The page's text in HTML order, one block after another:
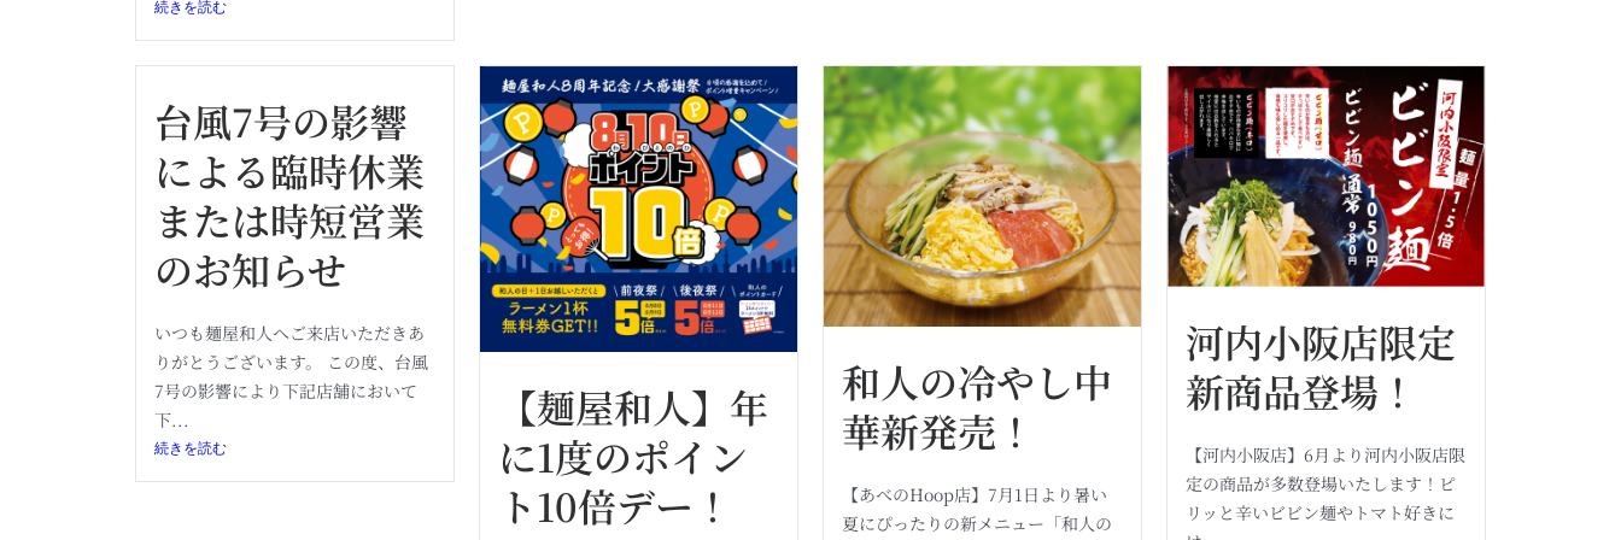
続きを読む
台風7号の影響
による臨時休業
または時短営業
のお知らせ
いつも麺屋和人へご来店いただきあ
りがとうございます。 この度、台風
7号の影響により下記店舗において
下...
続きを読む
【麺屋和人】年
に1度のポイン
ト10倍デー！
和人の冷やし中
華新発売！
【あべのHoop店】7月1日より暑い
夏にぴったりの新メニュー「和人の
河内小阪店限定
新商品登場！
【河内小阪店】6月より河内小阪店限
定の商品が多数登場いたします！ピ
リッと辛いビビン麺やトマト好きに